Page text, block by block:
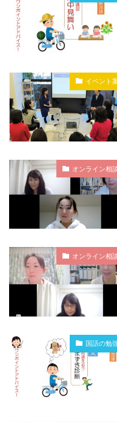
イベント
オンライン相
オンライン相
国語の勉